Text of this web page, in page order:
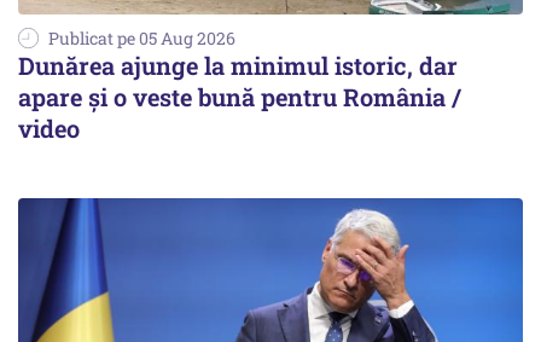
Publicat pe 05 Aug 2026
Dunărea ajunge la minimul istoric, dar
apare și o veste bună pentru România /
video